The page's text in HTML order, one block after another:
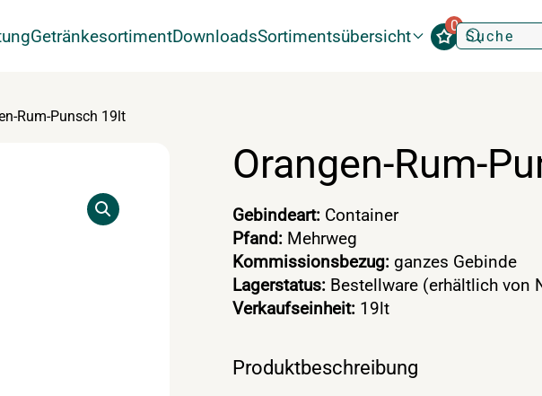
GetränkesortimentDownloadsSortimentsübersicht
0
Rum-Punsch 19lt
Orangen-Rum-
Gebindeart: Container
Pfand: Mehrweg
Kommissionsbezug: ganzes Gebinde
Lagerstatus: Bestellware (erhältlich von
Verkaufseinheit: 19lt
Produktbeschreibung